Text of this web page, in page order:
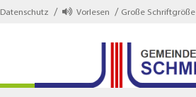
Datenschutz Vorlesen Große Schriftgröße